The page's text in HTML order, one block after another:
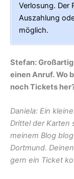
Verlosung. Der
Auszahlung
möglich.
Stefan:
einen Anruf. Wo
noch Tickets
Daniela: Ein
Drittel der Karten
meinem Blog
Dortmund.
gern ein Ticket